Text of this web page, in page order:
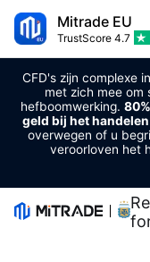
Mitrade EU
TrustScore 4.7
CFD's zijn complexe
met zich mee om
hefboomwerking.
geld bij het
overwegen of u
veroorloven het